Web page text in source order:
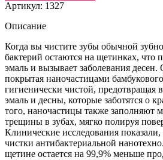
Артикул: 1327
Описание
Когда вы чистите зубы обычной
бактерий остаются на щетинкaх, что
эмаль и вызывает заболевания десен.
покрытая наночастицами бамбукового
гигиенически чистой, предотвращая
эмаль и десны, которые заботятся о
того, наночастицы также заполняют
трещины в зубах, мягко полируя
Клинические исследования показали,
чистки антибактериальной
щетине остается на 99,9% меньше